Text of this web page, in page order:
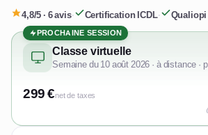
4,8/5 · 6 avis· Certification ICDL· Qualiopi
PROCHAINE SESSION
Classe virtuelle
Semaine du 10 août 2026 · à distance ·
299 €net de taxes